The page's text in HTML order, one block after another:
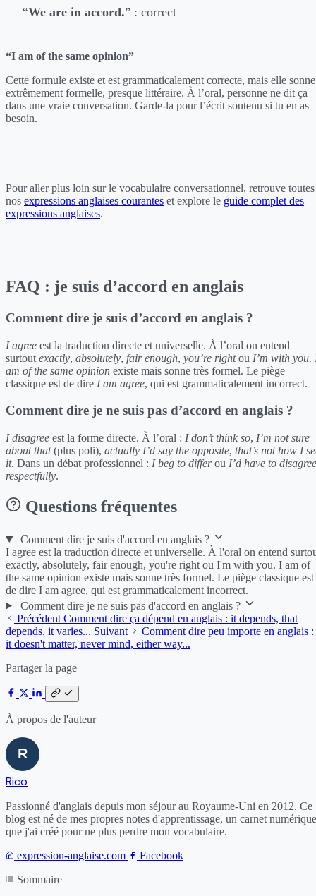
“We are in accord.” : correct
“I am of the same opinion”
Cette formule existe et est grammaticalement correcte, mais elle sonne
extrêmement formelle, presque littéraire. À l’oral, personne ne dit ça
dans une vraie conversation. Garde-la pour l’écrit soutenu si tu en as
besoin.
Pour aller plus loin sur le vocabulaire conversationnel, retrouve toutes
nos expressions anglaises courantes et explore le guide complet des
expressions anglaises.
FAQ : je suis d’accord en anglais
Comment dire je suis d’accord en anglais ?
I agree est la traduction directe et universelle. À l’oral on entend
surtout exactly, absolutely, fair enough, you’re rightou I’m with you.
am of the same opinion existe mais sonne très formel. Le piège
classique est de dire I am agree, qui est grammaticalement incorrect.
Comment dire je ne suis pas d’accord en anglais ?
I disagree est la forme directe. À l’oral : I don’t think so, I’m not sure
about that(plus poli), actually I’d say the opposite, that’s not how I
it. Dans un débat professionnel : I beg to differou I’d have to disagree
respectfully.
Questions fréquentes
Comment dire je suis d'accord en anglais ?
I agree est la traduction directe et universelle. À l'oral on entend
exactly, absolutely, fair enough, you're right ou I'm with you. I am of
the same opinion existe mais sonne très formel. Le piège classique est
de dire I am agree, qui est grammaticalement incorrect.
Comment dire je ne suis pas d'accord en anglais ?
Précédent Comment dire ça dépend en anglais : it depends, that
depends, it varies... Suivant
Comment dire peu importe en anglais :
it doesn't matter, never mind, either way...
Partager la page
À propos de l'auteur
Rico
Passionné d'anglais depuis mon séjour au Royaume-Uni en 2012. Ce
blog est né de mes propres notes d'apprentissage, un carnet numérique
que j'ai créé pour ne plus perdre mon vocabulaire.
expression-anglaise.com
Facebook
Sommaire